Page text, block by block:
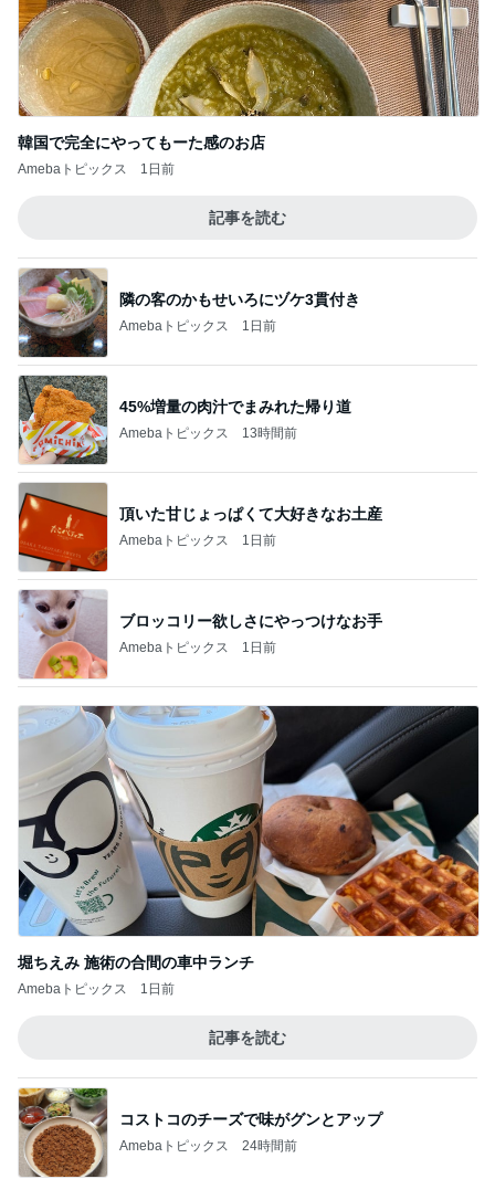
韓国で完全にやってもーた感のお店
Amebaトピックス 1日前
記事を読む
隣の客のかもせいろにヅケ3貫付き
Amebaトピックス 1日前
45%増量の肉汁でまみれた帰り道
Amebaトピックス 13時間前
頂いた甘じょっぱくて大好きなお土産
Amebaトピックス 1日前
ブロッコリー欲しさにやっつけなお手
Amebaトピックス 1日前
堀ちえみ 施術の合間の車中ランチ
Amebaトピックス 1日前
記事を読む
コストコのチーズで味がグンとアップ
Amebaトピックス 24時間前